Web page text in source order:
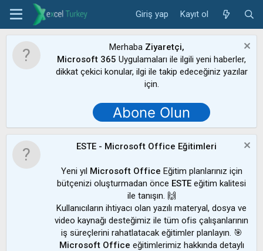
Giriş yap Kayıt ol
Merhaba Ziyaretçi,
Microsoft 365 Uygulamaları ile ilgili yeni haberler,
dikkat çekici konular, ilgi ile takip edeceğiniz yazılar
için.
Abone Olun
ESTE - Microsoft Office Eğitimleri
Yeni yıl Microsoft Office Eğitim planlarınız için
bütçenizi oluşturmadan önce ESTE eğitim kalitesi
ile tanışın. 🙌
Kullanıcıların ihtiyacı olan yazılı materyal, dosya ve
video kaynağı desteğimiz ile tüm ofis çalışanlarının
iş süreçlerini rahatlatacak eğitimler planlayın. 🎯
Microsoft Office eğitimlerimiz hakkında detaylı